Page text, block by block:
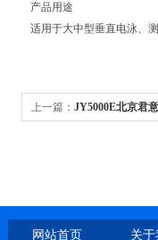
产品用途
适用于大中型垂直电泳、
上一篇： JY5000E北京君
网站首页 关